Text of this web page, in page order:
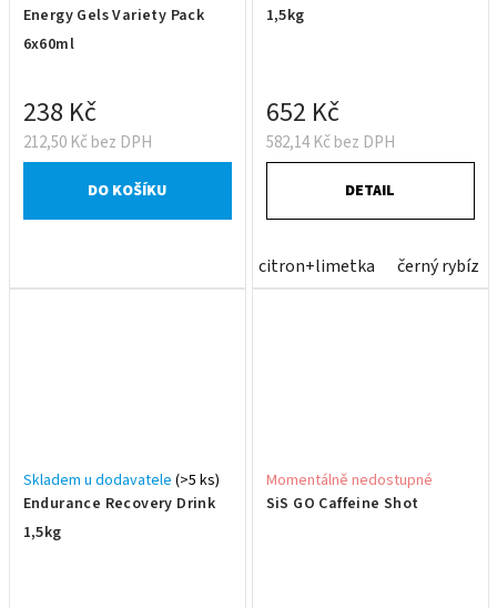
Energy Gels Variety Pack
6x60ml
212,50 Kč bez DPH
238 Kč
DO KOŠÍKU
1,5kg
582,14 Kč bez DPH
652 Kč
DETAIL
citron+limetka černý rybíz
Endurance Recovery Drink
1,5kg
Skladem u dodavatele (>5 ks)
SiS GO Caffeine Shot
Momentálně nedostupné